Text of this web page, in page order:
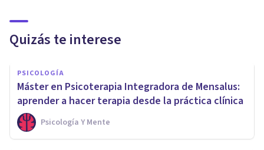
Quizás te interese
PSICOLOGÍA
Máster en Psicoterapia Integradora de Mensalus:
aprender a hacer terapia desde la práctica clínica
Psicología Y Mente